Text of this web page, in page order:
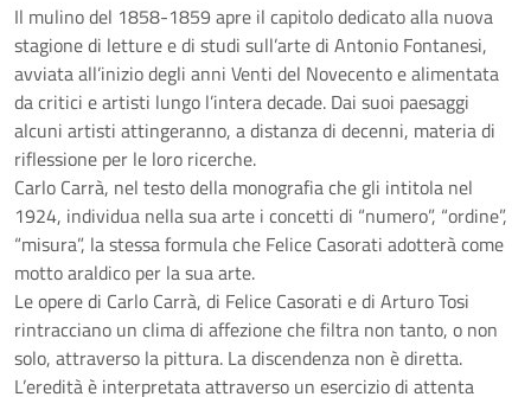
Il mulino del 1858-1859 apre il capitolo dedicato alla nuova
stagione di letture e di studi sull’arte di Antonio Fontanesi,
avviata all’inizio degli anni Venti del Novecento e alimentata
da critici e artisti lungo l’intera decade. Dai suoi paesaggi
alcuni artisti attingeranno, a distanza di decenni, materia di
riflessione per le loro ricerche.
Carlo Carrà, nel testo della monografia che gli intitola nel
1924, individua nella sua arte i concetti di “numero”, “ordine”,
“misura”, la stessa formula che Felice Casorati adotterà come
motto araldico per la sua arte.
Le opere di Carlo Carrà, di Felice Casorati e di Arturo Tosi
rintracciano un clima di affezione che filtra non tanto, o non
solo, attraverso la pittura. La discendenza non è diretta.
L’eredità è interpretata attraverso un esercizio di attenta